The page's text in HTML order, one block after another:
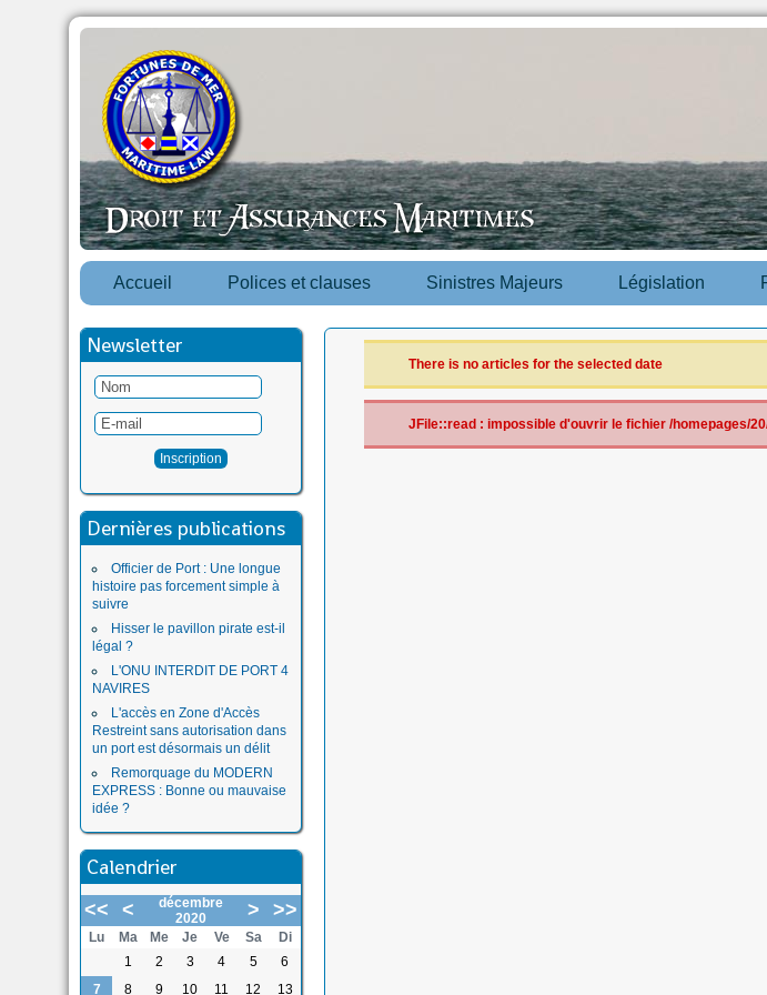
Accueil Polices et clauses Sinistres Majeurs Législation
Newsletter
Dernières publications
Officier de Port : Une longue
histoire pas forcement simple à
suivre
Hisser le pavillon pirate est-il
légal ?
L'ONU INTERDIT DE PORT 4
NAVIRES
L'accès en Zone d'Accès
Restreint sans autorisation dans
un port est désormais un délit
Remorquage du MODERN
EXPRESS : Bonne ou mauvaise
idée ?
Calendrier
<< <
décembre
2020
> >>
Lu Ma Me Je Ve Sa
Di
1
2 3 4 5
6
7
8 9 10 11 12 13
There is no articles for the selected date
JFile::read : impossible d'ouvrir le fichier /homepages/